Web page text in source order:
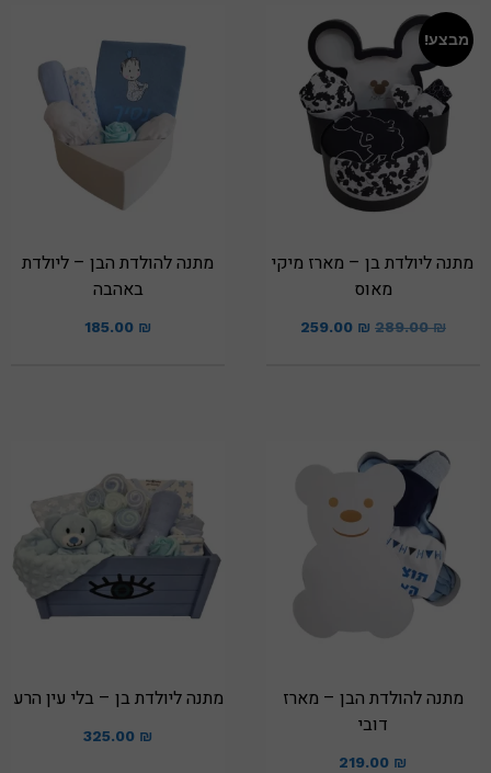
מבצע!
מתנה ליולדת בן – מארז מיקי
מאוס
289.00₪
259.00 ₪
מתנה להולדת הבן – ליולדת
באהבה
185.00 ₪
מתנה להולדת הבן – מארז
דובי
219.00 ₪
מתנה ליולדת בן – בלי עין הרע
325.00 ₪